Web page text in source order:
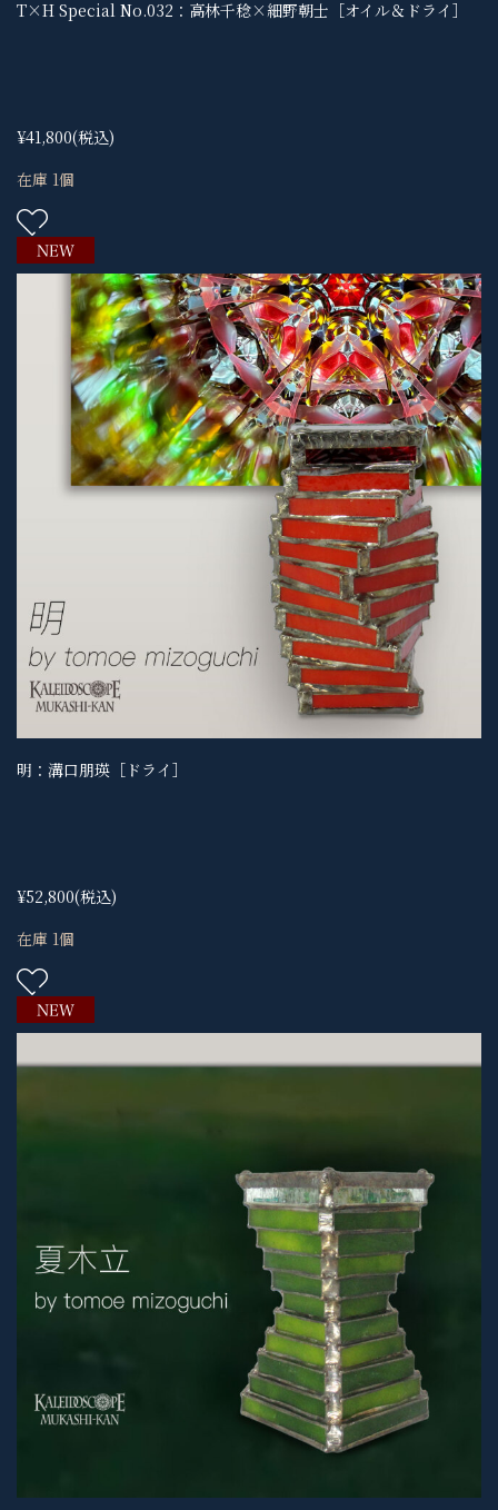
T×H Special No.032：高林千稔×細野朝士［オイル＆ドライ］
¥41,800(税込)
在庫 1個
明：溝口朋瑛［ドライ］
¥52,800(税込)
在庫 1個